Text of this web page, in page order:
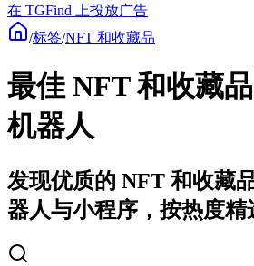
在 TGFind 上投放广告
/标签/NFT 和收藏品
最佳 NFT 和收藏
机器人
发现优质的 NFT 和收藏
器人与小程序，按热度精